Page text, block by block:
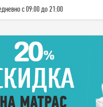
с 09:00 до 21:00